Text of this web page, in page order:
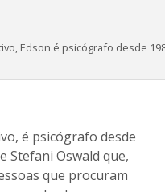
Edson é psicógrafo desde
é psicógrafo desde
Stefani Oswald que,
que procuram